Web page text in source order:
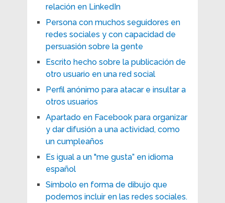
relación en LinkedIn
Persona con muchos seguidores en
redes sociales y con capacidad de
persuasión sobre la gente
Escrito hecho sobre la publicación de
otro usuario en una red social
Perfil anónimo para atacar e insultar a
otros usuarios
Apartado en Facebook para organizar
y dar difusión a una actividad, como
un cumpleaños
Es igual a un "me gusta” en idioma
español
Símbolo en forma de dibujo que
podemos incluir en las redes sociales.